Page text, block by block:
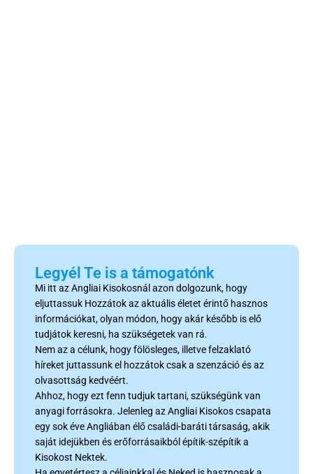
Legyél Te is a támogatónk
Mi itt az Angliai Kisokosnál azon dolgozunk, hogy
eljuttassuk Hozzátok az aktuális életet érintő hasznos
információkat, olyan módon, hogy akár később is elő
tudjátok keresni, ha szükségetek van rá.
Nem az a célunk, hogy fölösleges, illetve felzaklató
híreket juttassunk el hozzátok csak a szenzáció és az
olvasottság kedvéért.
Ahhoz, hogy ezt fenn tudjuk tartani, szükségünk van
anyagi forrásokra. Jelenleg az Angliai Kisokos csapata
egy sok éve Angliában élő családi-baráti társaság, akik
saját idejükben és erőforrásaikból építik-szépítik a
Kisokost Nektek.